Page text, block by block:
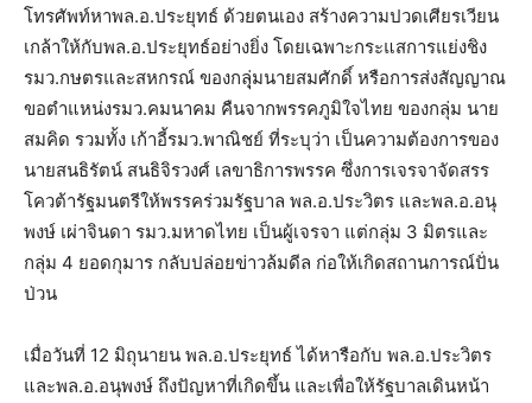
โทรศัพท์หาพล.อ.ประยุทธ์ ด้วยตนเอง สร้างความปวดเศียรเวียน
เกล้าให้กับพล.อ.ประยุทธ์อย่างยิ่ง โดยเฉพาะกระแสการแย่งชิง
รมว.กษตรและสหกรณ์ ของกลุุ่มนายสมศักดิ์ หรือการส่งสัญญาณ
ขอตำแหน่งรมว.คมนาคม คืนจากพรรคภูมิใจไทย ของกลุ่ม นาย
สมคิด รวมทั้ง เก้าอี้รมว.พาณิชย์ ที่ระบุว่า เป็นความต้องการของ
นายสนธิรัตน์ สนธิจิรวงศ์ เลขาธิการพรรค ซึ่งการเจรจาจัดสรร
โควต้ารัฐมนตรีให้พรรคร่วมรัฐบาล พล.อ.ประวิตร และพล.อ.อนุ
พงษ์ เผ่าจินดา รมว.มหาดไทย เป็นผู้เจรจา แต่กลุ่ม 3 มิตรและ
กลุ่ม 4 ยอดกุมาร กลับปล่อยข่าวล้มดีล ก่อให้เกิดสถานการณ์ปั่น
ป่วน
เมื่อวันที่ 12 มิถุนายน พล.อ.ประยุทธ์ ได้หารือกับ พล.อ.ประวิตร
และพล.อ.อนุพงษ์ ถึงปัญหาที่เกิดขึ้น และเพื่อให้รัฐบาลเดินหน้า